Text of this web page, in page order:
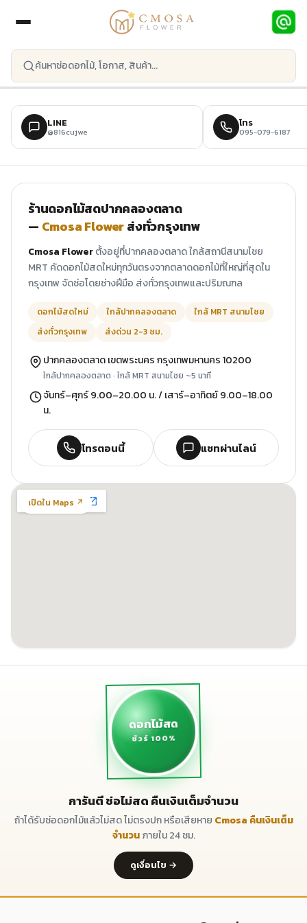
LINE
@816cujwe
โทร
095-079-6187
ร้านดอกไม้สดปากคลองตลาด
— Cmosa Flowerส่งทั่วกรุงเทพ
Cmosa Flowerตั้งอยู่ที่ปากคลองตลาด ใกล้สถานีสนามไชย
MRT คัดดอกไม้สดใหม่ทุกวันตรงจากตลาดดอกไม้ที่ใหญ่ที่สุดใน
กรุงเทพ จัดช่อโดยช่างฝีมือ ส่งทั่วกรุงเทพและปริมณฑล
ดอกไม้สดใหม่ ใกล้ปากคลองตลาด
ใกล้ MRT สนามไชย
ส่งทั่วกรุงเทพ
ส่งด่วน 2-3 ชม.
ปากคลองตลาด เขตพระนคร กรุงเทพมหานคร 10200
ใกล้ปากคลองตลาด · ใกล้ MRT สนามไชย ~5 นาที
จันทร์–ศุกร์ 9.00–20.00 น. / เสาร์–อาทิตย์ 9.00–18.00
น.
โทรตอนนี้ แชทผ่านไลน์
เปิดใน Maps ↗
ดอกไม้สด
ชัวร์ 100%
การันตี ช่อไม่สด คืนเงินเต็มจำนวน
ถ้าได้รับช่อดอกไม้แล้วไม่สด ไม่ตรงปก หรือเสียหาย Cmosa คืนเงินเต็ม
จำนวนภายใน 24 ชม.
ดูเงื่อนไข →